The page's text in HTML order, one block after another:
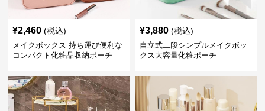
¥2,460 (税込)
メイクボックス 持ち運び便利な
コンパクト化粧品収納ポーチ
¥3,880 (税込)
自立式二段シンプルメイクボッ
クス大容量化粧ポーチ